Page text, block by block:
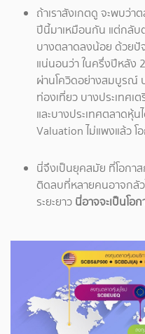
ถ้าเราสังเกตดู จะพบว่
ปีนี้มาเหมือนกัน แต่กลับ
บางตลาดลงน้อย ด้วยปัจ
แน่นอนว่า ในครึ่งปีหลัง
ผ่านโควิดอย่างสมบูรณ์
ท่องเที่ยว บางประเทศ
และบางประเทศตลาดหุ้
Valuation ไม่แพงแล้ว โ
นี่จึงเป็นยุคสมัย ที่โอกา
ติดลบที่หลายคนอาจกลั
ระยะยาว นี่อาจจะเป็นโอ